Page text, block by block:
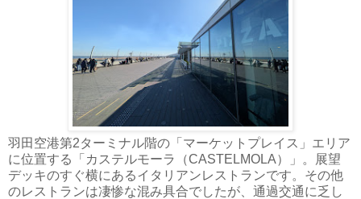
羽田空港第2ターミナル階の「マーケットプレイス」エリア
に位置する「カステルモーラ（CASTELMOLA）」。展望
デッキのすぐ横にあるイタリアンレストランです。その他
のレストランは凄惨な混み具合でしたが、通過交通に乏し